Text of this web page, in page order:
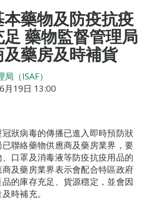
藥物及防疫抗疫
藥物監督管理局
藥房及時補貨
（ISAF）
月19日 13:00
狀病毒的傳播已進入即時預防狀
聯絡藥物供應商及藥房業界，要
口罩及消毒液等防疫抗疫用品的
及藥房業界表示會配合特區政府
的庫存充足、貨源穩定，並會因
時補充。